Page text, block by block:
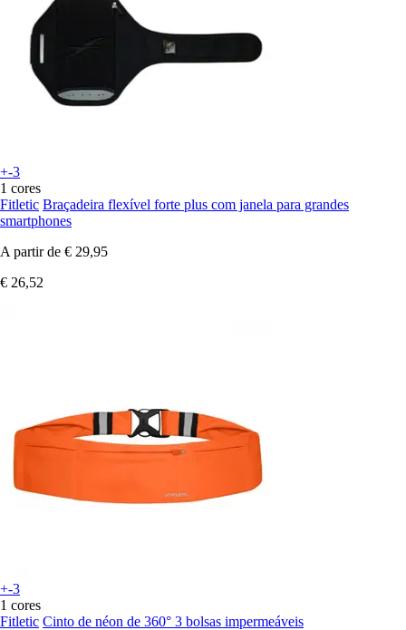
+-3
1 cores
Fitletic Braçadeira flexível forte plus com janela para grandes
smartphones
A partir de € 29,95
€ 26,52
+-3
1 cores
Fitletic Cinto de néon de 360° 3 bolsas impermeáveis